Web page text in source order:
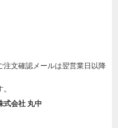
注文確認メールは翌営業日以降
式会社 丸中